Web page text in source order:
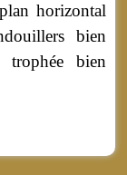
horizontal
bien
trophée bien